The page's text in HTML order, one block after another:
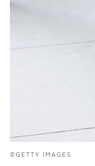
©GETTY IMAGES